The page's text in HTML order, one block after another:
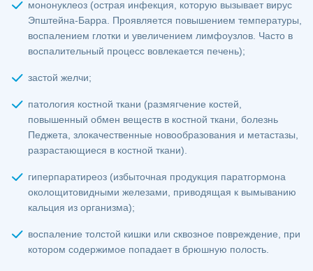
мононуклеоз (острая инфекция, которую вызывает вирус
Эпштейна-Барра. Проявляется повышением температуры,
воспалением глотки и увеличением лимфоузлов. Часто в
воспалительный процесс вовлекается печень);
застой желчи;
патология костной ткани (размягчение костей,
повышенный обмен веществ в костной ткани, болезнь
Педжета, злокачественные новообразования и метастазы,
разрастающиеся в костной ткани).
гиперпаратиреоз (избыточная продукция паратгормона
околощитовидными железами, приводящая к вымыванию
кальция из организма);
воспаление толстой кишки или сквозное повреждение, при
котором содержимое попадает в брюшную полость.